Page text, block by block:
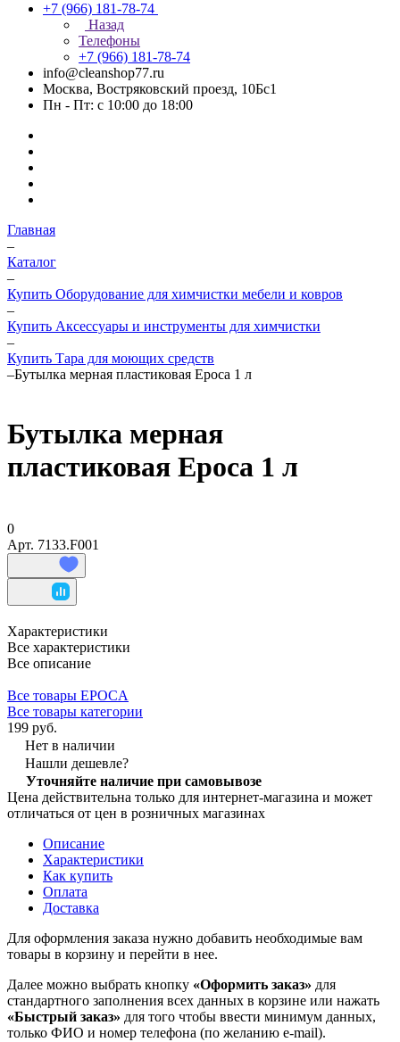
+7 (966) 181-78-74
Назад
Телефоны
+7 (966) 181-78-74
info@cleanshop77.ru
Москва, Востряковский проезд, 10Бс1
Пн - Пт: с 10:00 до 18:00
Главная
–
Каталог
–
Купить Оборудование для химчистки мебели и ковров
–
Купить Аксессуары и инструменты для химчистки
–
Купить Тара для моющих средств
–Бутылка мерная пластиковая Epoca 1 л
Бутылка мерная
пластиковая Epoca 1 л
0
Арт. 7133.F001
Характеристики
Все характеристики
Все описание
Все товары EPOCA
Все товары категории
199 руб.
Нет в наличии
Нашли дешевле?
Уточняйте наличие при самовывозе
Цена действительна только для интернет-магазина и может
отличаться от цен в розничных магазинах
Описание
Характеристики
Как купить
Оплата
Доставка
Для оформления заказа нужно добавить необходимые вам
товары в корзину и перейти в нее.
Далее можно выбрать кнопку «Оформить заказ» для
стандартного заполнения всех данных в корзине или нажать
«Быстрый заказ» для того чтобы ввести минимум данных,
только ФИО и номер телефона (по желанию e-mail).